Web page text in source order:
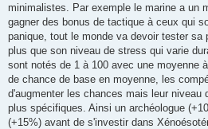
minimalistes. Par exemple le marine a un
gagner des bonus de tactique à ceux qui
panique, tout le monde va devoir tester sa
plus que son niveau de stress qui varie
sont notés de 1 à 100 avec une moyenne
de chance de base en moyenne, les
d'augmenter les chances mais leur niveau
plus spécifiques. Ainsi un archéologue
(+15%) avant de s'investir dans